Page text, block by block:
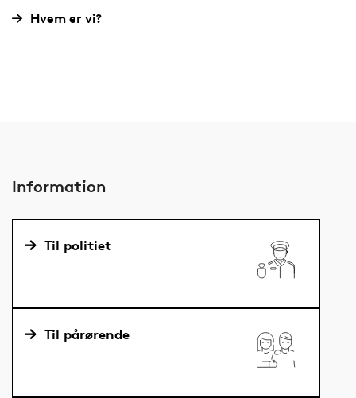
Hvem er vi?
Information
Til politiet
Til pårørende